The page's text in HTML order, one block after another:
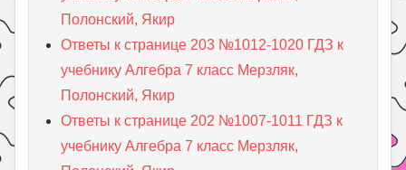
Полонский, Якир
Ответы к странице 203 №1012-1020 ГДЗ к
учебнику Алгебра 7 класс Мерзляк,
Полонский, Якир
Ответы к странице 202 №1007-1011 ГДЗ к
учебнику Алгебра 7 класс Мерзляк,